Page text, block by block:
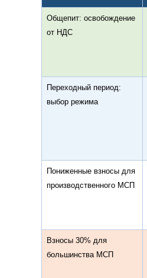
Общепит: освобождение
от НДС
Переходный период:
выбор режима
Пониженные взносы для
производственного МСП
Взносы 30% для
большинства МСП